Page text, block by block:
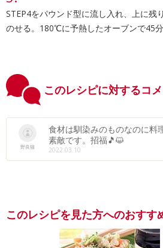
STEP4をパウンド型に流し入れ、上に残
のせる。180℃に予熱したオーブンで45分
このレシピに対するコ
野良猫
食材は馴染みのものなのに料
素敵です。招福🎵😺
2022.03.10
このレシピを見た方へのおすす